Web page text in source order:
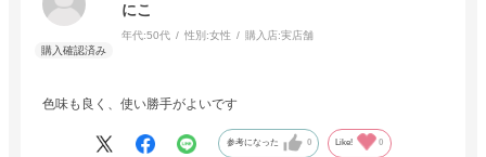
にこ
年代:50代 性別:女性 購入店:実店舗
色味も良く、使い勝手がよいです
参考になった 0 Like! 0